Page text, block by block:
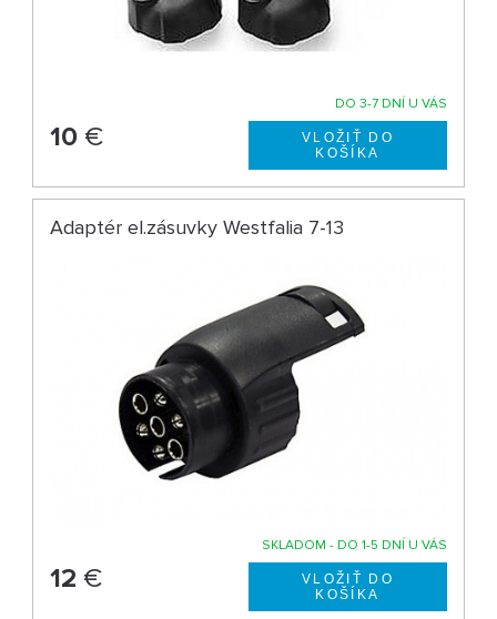
DO 3-7 DNÍ U VÁS
10 €
Adaptér el.zásuvky Westfalia 7-13
SKLADOM - DO 1-5 DNÍ U VÁS
12 €